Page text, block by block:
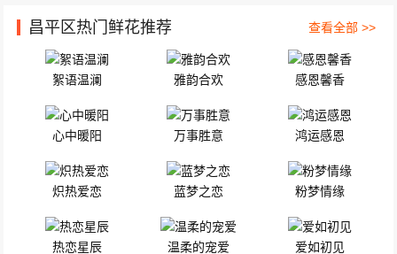
昌平区热门鲜花推荐 查看全部 >>
絮语温澜 雅韵合欢 感恩馨香
心中暖阳 万事胜意 鸿运感恩
炽热爱恋 蓝梦之恋 粉梦情缘
热恋星辰 温柔的宠爱 爱如初见